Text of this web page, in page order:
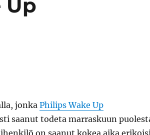
Up
jonkaPhilips Wake Up
saanut todeta marraskuun
on saanut kokea aika